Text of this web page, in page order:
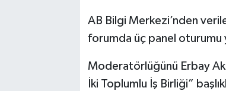
AB Bilgi Merkezi’nden
forumda üç panel oturumu
Moderatörlüğünü Erbay
İki Toplumlu İş Birliği”